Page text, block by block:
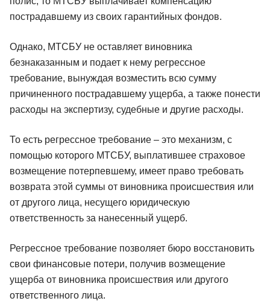
пострадавшему из своих гарантийных фондов.
Однако, МТСБУ не оставляет виновника
безнаказанным и подает к нему регрессное
требование, вынуждая возместить всю сумму
причиненного пострадавшему ущерба, а также понести
расходы на экспертизу, судебные и другие расходы.
То есть регрессное требование – это механизм, с
помощью которого МТСБУ, выплатившее страховое
возмещение потерпевшему, имеет право требовать
возврата этой суммы от виновника происшествия или
от другого лица, несущего юридическую
ответственность за нанесенный ущерб.
Регрессное требование позволяет бюро восстановить
свои финансовые потери, получив возмещение
ущерба от виновника происшествия или другого
ответственного лица.